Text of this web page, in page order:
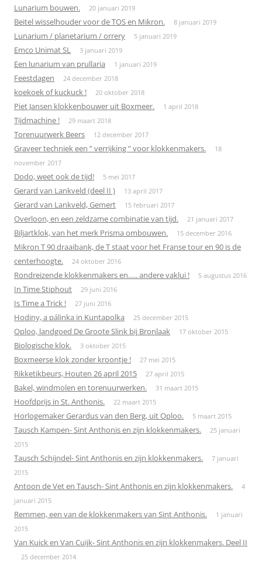
Lunarium bouwen. 20 januari 2019
Beitel wisselhouder voor de TOS en Mikron. 8 januari 2019
Lunarium / planetarium / orrery 5 januari 2019
Emco Unimat SL 3 januari 2019
Een lunarium van prullaria 1 januari 2019
Feestdagen 24 december 2018
koekoek of kuckuck ! 20 oktober 2018
Piet Jansen klokkenbouwer uit Boxmeer. 1 april 2018
Tijdmachine ! 29 maart 2018
Torenuurwerk Beers 12 december 2017
Graveer techniek een ” verrijking ” voor klokkenmakers.
18
november 2017
Dodo, weet ook de tijd! 5 mei 2017
Gerard van Lankveld (deel II ) 13 april 2017
Gerard van Lankveld, Gemert 15 februari 2017
Overloon, en een zeldzame combinatie van tijd. 21 januari 2017
Biljartklok, van het merk Prisma ombouwen. 15 december 2016
Mikron T 90 draaibank, de T staat voor het Franse tour en 90 is de
centerhoogte.
24 oktober 2016
Rondreizende klokkenmakers en….. andere vaklui ! 5 augustus 2016
In Time Stiphout 29 juni 2016
Is Time a Trick ! 27 juni 2016
Hodiny, a pálinka in Kuntapolka 25 december 2015
Oploo, landgoed De Groote Slink bij Bronlaak 17 oktober 2015
Biologische klok. 3 oktober 2015
Boxmeerse klok zonder kroontje ! 27 mei 2015
Rikketikbeurs, Houten 26 april 2015 27 april 2015
Bakel, windmolen en torenuurwerken. 31 maart 2015
Hoofdprijs in St. Anthonis. 22 maart 2015
Horlogemaker Gerardus van den Berg, uit Oploo. 5 maart 2015
Tausch Kampen- Sint Anthonis en zijn klokkenmakers.
25 januari
2015
Tausch Schijndel- Sint Anthonis en zijn klokkenmakers.
7 januari
2015
Antoon de Vet en Tausch- Sint Anthonis en zijn klokkenmakers.
4
januari 2015
Remmen, een van de klokkenmakers van Sint Anthonis.
1 januari
2015
Van Kuick en Van Cuijk- Sint Anthonis en zijn klokkenmakers. Deel II
25 december 2014